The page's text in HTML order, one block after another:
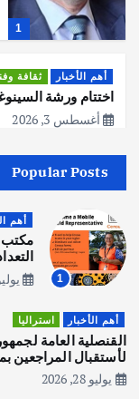
1
أهم الأخبار ثقافة
اختتام ورشة
أغسطس 3, 2026
2
3
Popular Posts
1
أهم
التعداد
يوليو 28,
أهم الأخبار استراليا
القنصلية العامة
لأستقبال المراجعين
يوليو 28, 2026